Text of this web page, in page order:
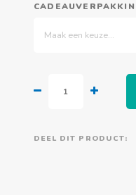
Maak een keuze...
DEEL DIT PRODUCT: